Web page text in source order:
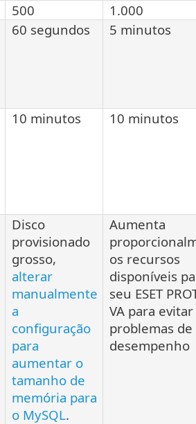
500
1.000
60 segundos 5 minutos
10 minutos 10 minutos
Disco
provisionado
grosso,
alterar
manualmente
a
configuração
para
aumentar o
tamanho de
memória para
o MySQL.
Aumenta
os recursos
disponíveis
seu ESET
VA para evitar
problemas de
desempenho